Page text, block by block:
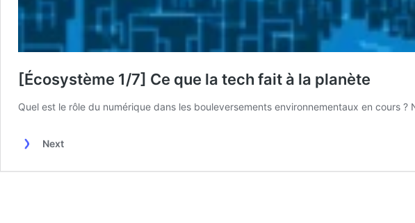
[Écosystème 1/7] Ce que la tech fait à la planète
Quel est le rôle du numérique dans les bouleversements environnementaux en cours
Next